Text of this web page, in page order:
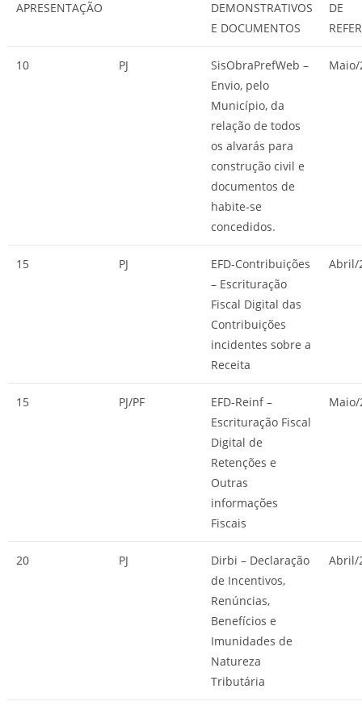
APRESENTAÇÃO
DEMONSTRATIVOS
E DOCUMENTOS
DE
10 PJ
SisObraPrefWeb –
Envio, pelo
Município, da
relação de todos
os alvarás para
construção civil e
documentos de
habite-se
concedidos.
Maio/
15 PJ
EFD-Contribuições
– Escrituração
Fiscal Digital das
Contribuições
incidentes sobre a
Receita
Abril/
15 PJ/PF
EFD-Reinf –
Escrituração Fiscal
Digital de
Retenções e
Outras
informações
Fiscais
Maio/
20 PJ
Dirbi – Declaração
de Incentivos,
Renúncias,
Benefícios e
Imunidades de
Natureza
Tributária
Abril/